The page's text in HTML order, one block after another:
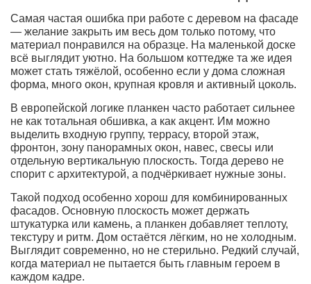
Самая частая ошибка при работе с деревом на фасаде
— желание закрыть им весь дом только потому, что
материал понравился на образце. На маленькой доске
всё выглядит уютно. На большом коттедже та же идея
может стать тяжёлой, особенно если у дома сложная
форма, много окон, крупная кровля и активный цоколь.
В европейской логике планкен часто работает сильнее
не как тотальная обшивка, а как акцент. Им можно
выделить входную группу, террасу, второй этаж,
фронтон, зону панорамных окон, навес, свесы или
отдельную вертикальную плоскость. Тогда дерево не
спорит с архитектурой, а подчёркивает нужные зоны.
Такой подход особенно хорош для комбинированных
фасадов. Основную плоскость может держать
штукатурка или камень, а планкен добавляет теплоту,
текстуру и ритм. Дом остаётся лёгким, но не холодным.
Выглядит современно, но не стерильно. Редкий случай,
когда материал не пытается быть главным героем в
каждом кадре.